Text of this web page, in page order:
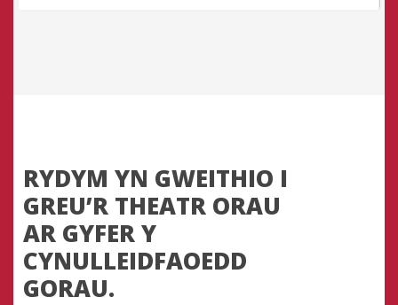
RYDYM YN GWEITHIO I
GREU’R THEATR ORAU
AR GYFER Y
CYNULLEIDFAOEDD
GORAU.